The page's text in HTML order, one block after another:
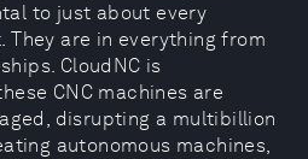
to just about every
They are in everything from
CloudNC is
CNC machines are
disrupting a multibillion
autonomous machines,